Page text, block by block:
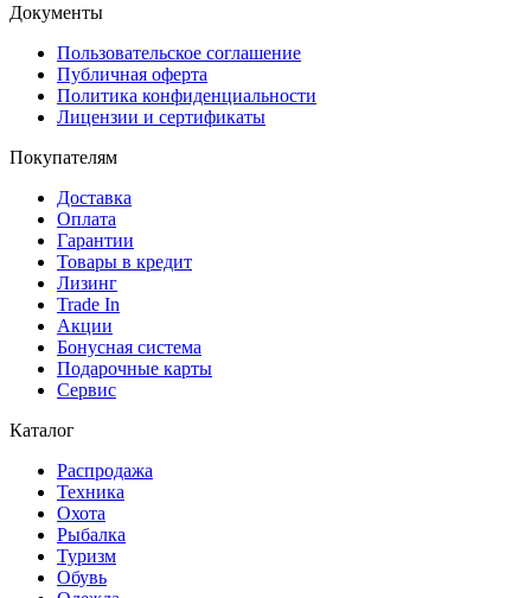
Документы
Пользовательское соглашение
Публичная оферта
Политика конфиденциальности
Лицензии и сертификаты
Покупателям
Доставка
Оплата
Гарантии
Товары в кредит
Лизинг
Trade In
Акции
Бонусная система
Подарочные карты
Сервис
Каталог
Распродажа
Техника
Охота
Рыбалка
Туризм
Обувь